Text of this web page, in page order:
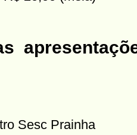
Sesc Prainha